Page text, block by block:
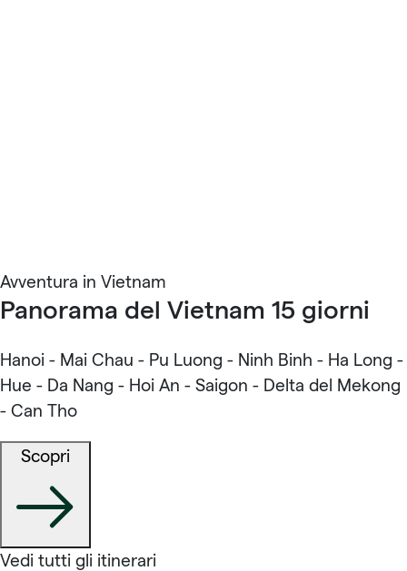
Avventura in Vietnam
Panorama del Vietnam 15 giorni
Hanoi - Mai Chau - Pu Luong - Ninh Binh - Ha Long -
Hue - Da Nang - Hoi An - Saigon - Delta del Mekong
- Can Tho
Scopri
Vedi tutti gli itinerari